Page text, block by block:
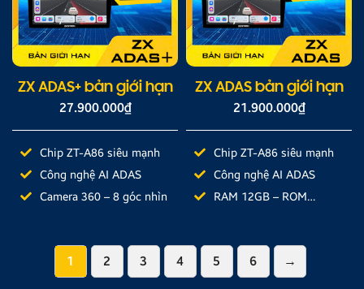
ZX ADAS+ bản giới hạn
27.900.000₫
Chip ZT-A86 siêu mạnh
Công nghệ AI ADAS
Camera 360 – 8 góc nhìn
ZX ADAS bản giới hạn
21.900.000₫
Chip ZT-A86 siêu mạnh
Công nghệ AI ADAS
RAM 12GB – ROM
1 2 3 4 5 6 →